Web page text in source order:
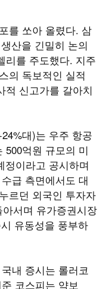
를 쏘아 올렸다. 삼
산을 긴밀히 논의
리를 주도했다. 지주
의 독보적인 실적
적 신고가를 갈아치
대)는 우주 항공
500억원 규모의 미
정이라고 공시하며
급 측면에서도 대
르던 외국인 투자자
서며 유가증권시장
유동성을 풍부하
내 증시는 롤러코
코스피는 약보